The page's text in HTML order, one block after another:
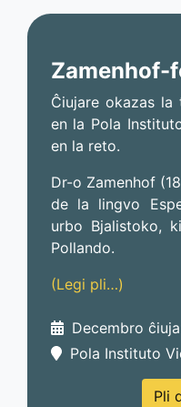
Zamenhof-
Ĉiujare okazas la
en la Pola
en la reto.
Dr-o Zamenhof
de la lingvo
urbo Bjalistoko,
Pollando.
(Legi pli…)
Decembro
Pola Instituto
Pli